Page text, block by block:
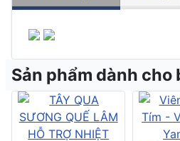
Sản phẩm dành cho